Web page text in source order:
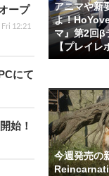
ープ
Fri 12:21
にて
始！
アニマや新
よ！
マ』第2回β
【プレイレ
今週発売の